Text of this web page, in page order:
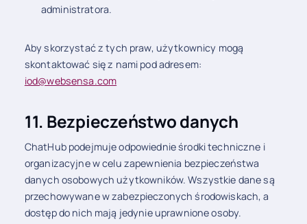
administratora.
Aby skorzystać z tych praw, użytkownicy mogą
skontaktować się z nami pod adresem:
iod@websensa.com
11. Bezpieczeństwo danych
ChatHub podejmuje odpowiednie środki techniczne i
organizacyjne w celu zapewnienia bezpieczeństwa
danych osobowych użytkowników. Wszystkie dane są
przechowywane w zabezpieczonych środowiskach, a
dostęp do nich mają jedynie uprawnione osoby.